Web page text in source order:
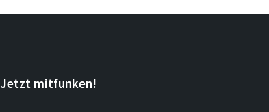
Jetzt mitfunken!